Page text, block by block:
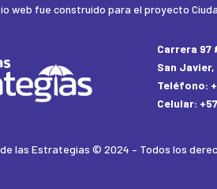
web fue construido para el proyecto
Carrera 97
San
Teléfono:
Celular:
las Estrategias © 2024 – Todos los